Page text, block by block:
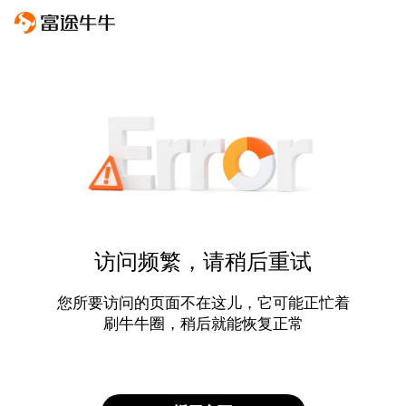
访问频繁，请稍后重试
您所要访问的页面不在这儿，它可能正忙着
刷牛牛圈，稍后就能恢复正常